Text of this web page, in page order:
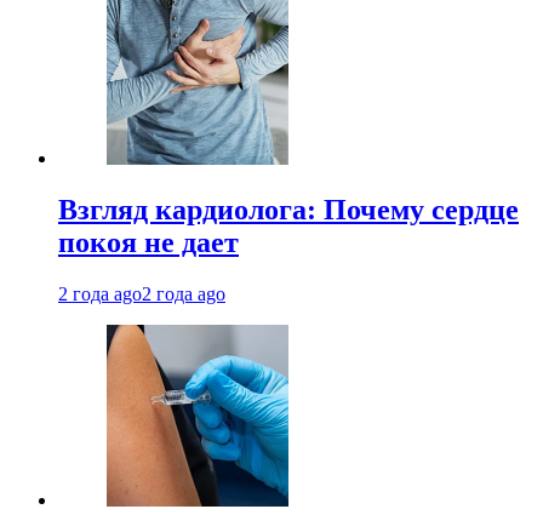
Взгляд кардиолога: Почему сердце
покоя не дает
2 года ago2 года ago